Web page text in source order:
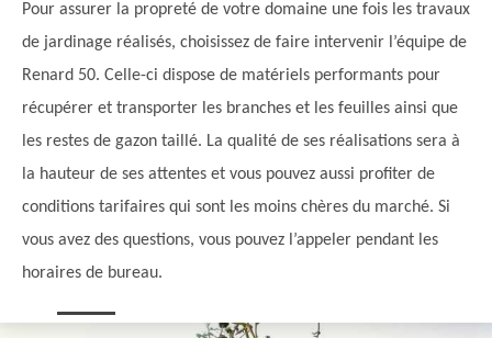
Pour assurer la propreté de votre domaine une fois les travaux
de jardinage réalisés, choisissez de faire intervenir l’équipe de
Renard 50. Celle-ci dispose de matériels performants pour
récupérer et transporter les branches et les feuilles ainsi que
les restes de gazon taillé. La qualité de ses réalisations sera à
la hauteur de ses attentes et vous pouvez aussi profiter de
conditions tarifaires qui sont les moins chères du marché. Si
vous avez des questions, vous pouvez l’appeler pendant les
horaires de bureau.